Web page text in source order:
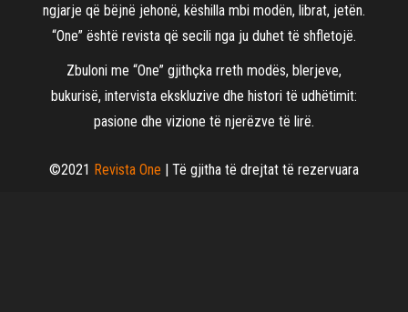
ngjarje që bëjnë jehonë, këshilla mbi modën, librat, jetën.
“One” është revista që secili nga ju duhet të shfletojë.
Zbuloni me “One” gjithçka rreth modës, blerjeve,
bukurisë, intervista ekskluzive dhe histori të udhëtimit:
pasione dhe vizione të njerëzve të lirë.
©2021 Revista One | Të gjitha të drejtat të rezervuara